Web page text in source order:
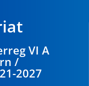
VI A
/
2027